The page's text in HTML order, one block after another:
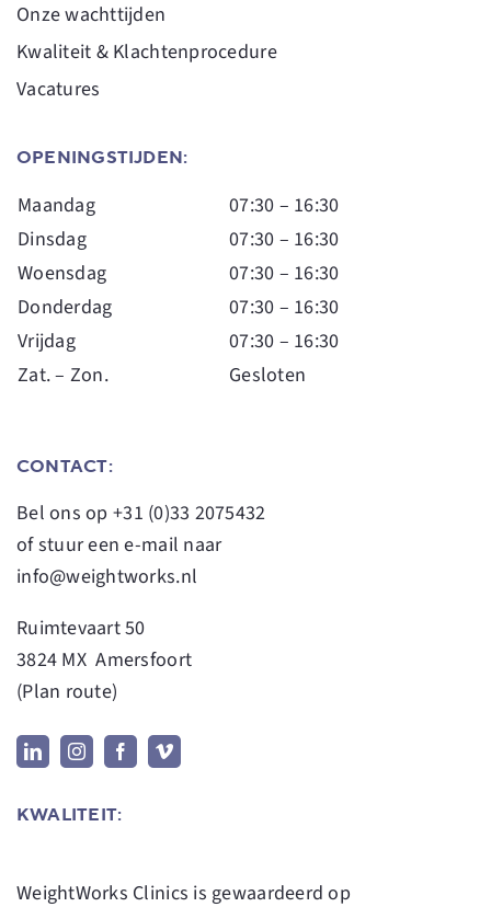
Onze wachttijden
Kwaliteit & Klachtenprocedure
Vacatures
OPENINGSTIJDEN:
Maandag
07:30 – 16:30
Dinsdag
07:30 – 16:30
Woensdag
07:30 – 16:30
Donderdag
07:30 – 16:30
Vrijdag
07:30 – 16:30
Zat. – Zon.
Gesloten
CONTACT:
Bel ons op +31 (0)33 2075432
of stuur een e-mail naar
info@weightworks.nl
Ruimtevaart 50
3824 MX Amersfoort
(Plan route)
KWALITEIT:
WeightWorks Clinics is gewaardeerd op